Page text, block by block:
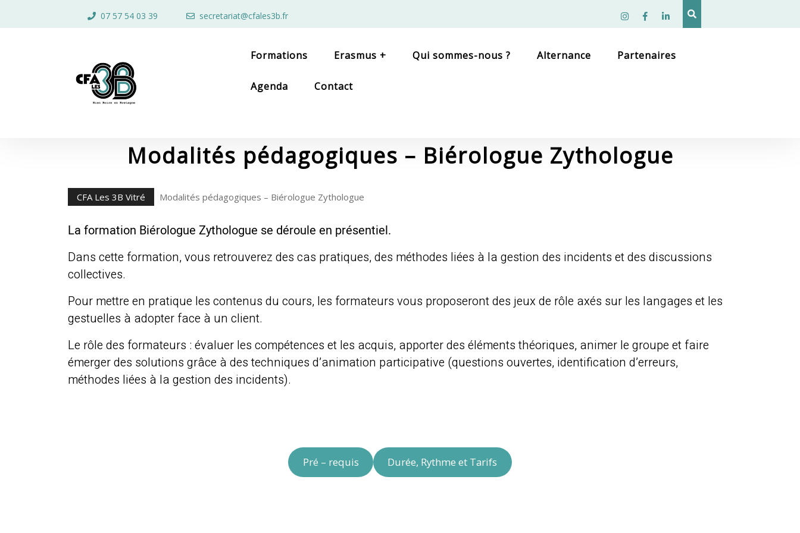
content
07 57 54 03 39 secretariat@cfales3b.fr Instagramfacebooklinkedin
Formations Erasmus + Qui sommes-nous ? Alternance Partenaires
Agenda Contact
Modalités pédagogiques – Biérologue Zythologue
CFA Les 3B Vitré Modalités pédagogiques – Biérologue Zythologue
La formation Biérologue Zythologue se déroule en présentiel.
Dans cette formation, vous retrouverez des cas pratiques, des méthodes liées à la gestion des incidents et des discussions
collectives.
Pour mettre en pratique les contenus du cours, les formateurs vous proposeront des jeux de rôle axés sur les langages et les
gestuelles à adopter face à un client.
Le rôle des formateurs : évaluer les compétences et les acquis, apporter des éléments théoriques, animer le groupe et faire
émerger des solutions grâce à des techniques d’animation participative (questions ouvertes, identification d’erreurs,
méthodes liées à la gestion des incidents).
Pré – requis Durée, Rythme et Tarifs